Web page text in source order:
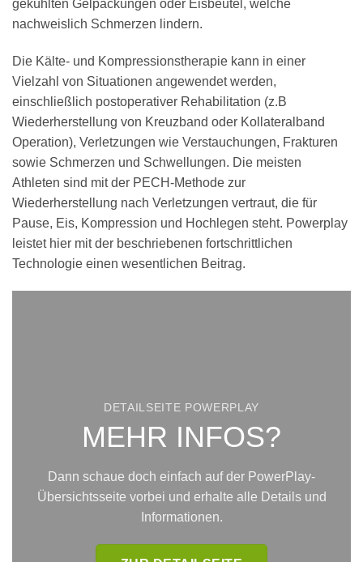
gekühlten Gelpackungen oder Eisbeutel, welche
nachweislich Schmerzen lindern.
Die Kälte- und Kompressionstherapie kann in einer
Vielzahl von Situationen angewendet werden,
einschließlich postoperativer Rehabilitation (z.B
Wiederherstellung von Kreuzband oder Kollateralband
Operation), Verletzungen wie Verstauchungen, Frakturen
sowie Schmerzen und Schwellungen. Die meisten
Athleten sind mit der PECH-Methode zur
Wiederherstellung nach Verletzungen vertraut, die für
Pause, Eis, Kompression und Hochlegen steht. Powerplay
leistet hier mit der beschriebenen fortschrittlichen
Technologie einen wesentlichen Beitrag.
DETAILSEITE POWERPLAY
MEHR INFOS?
Dann schaue doch einfach auf der PowerPlay-
Übersichtsseite vorbei und erhalte alle Details und
Informationen.